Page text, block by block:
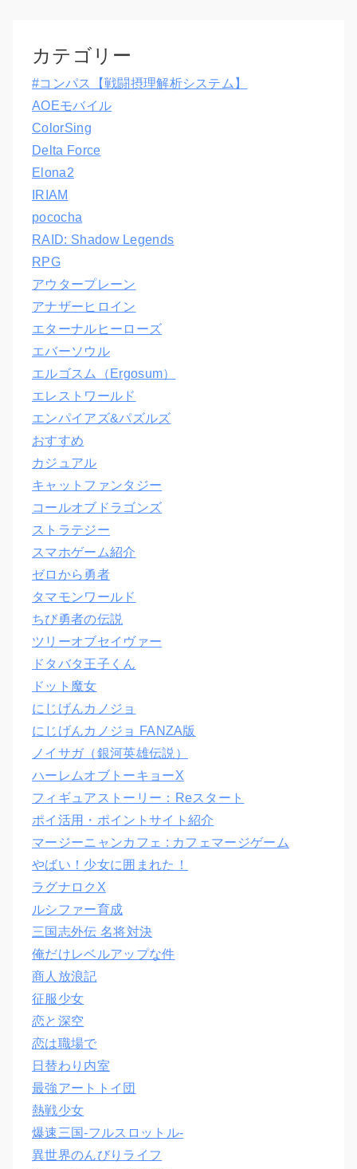
カテゴリー
#コンパス【戦闘摂理解析システム】
AOEモバイル
ColorSing
Delta Force
Elona2
IRIAM
pococha
RAID: Shadow Legends
RPG
アウタープレーン
アナザーヒロイン
エターナルヒーローズ
エバーソウル
エルゴスム（Ergosum）
エレストワールド
エンパイアズ&パズルズ
おすすめ
カジュアル
キャットファンタジー
コールオブドラゴンズ
ストラテジー
スマホゲーム紹介
ゼロから勇者
タマモンワールド
ちび勇者の伝説
ツリーオブセイヴァー
ドタバタ王子くん
ドット魔女
にじげんカノジョ
にじげんカノジョ FANZA版
ノイサガ（銀河英雄伝説）
ハーレムオブトーキョーX
フィギュアストーリー：Reスタート
ポイ活用・ポイントサイト紹介
マージーニャンカフェ : カフェマージゲーム
やばい！少女に囲まれた！
ラグナロクX
ルシファー育成
三国志外伝 名将対決
俺だけレベルアップな件
商人放浪記
征服少女
恋と深空
恋は職場で
日替わり内室
最強アートトイ団
熱戦少女
爆速三国‐フルスロットル‐
異世界のんびりライフ